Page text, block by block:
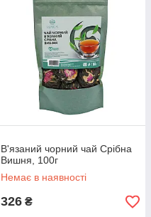
В'язаний чорний чай Срібна
Вишня, 100г
Немає в наявності
326 ₴